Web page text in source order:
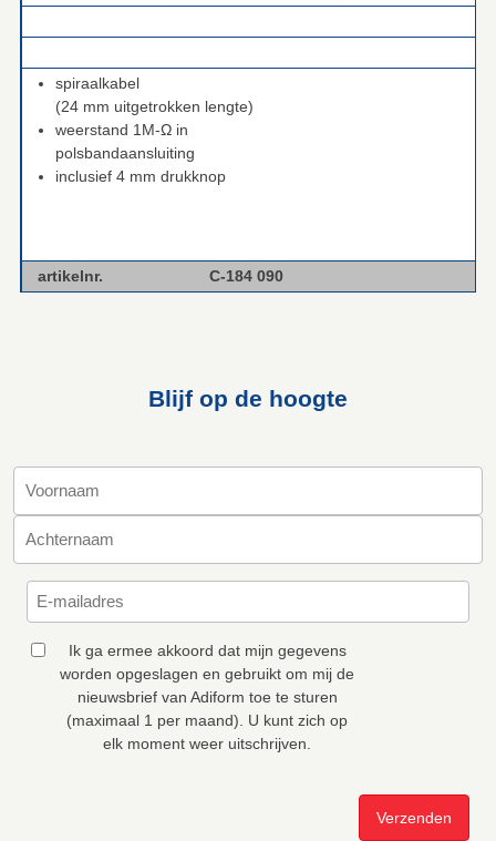
spiraalkabel
(24 mm uitgetrokken lengte)
weerstand 1M-Ω in
polsbandaansluiting
inclusief 4 mm drukknop
artikelnr. C-184 090
Blijf op de hoogte
Ik ga ermee akkoord dat mijn gegevens
worden opgeslagen en gebruikt om mij de
nieuwsbrief van Adiform toe te sturen
(maximaal 1 per maand). U kunt zich op
elk moment weer uitschrijven.